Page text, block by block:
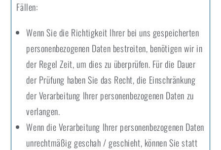
Fällen:
Wenn Sie die Richtigkeit Ihrer bei uns gespeicherten
personenbezogenen Daten bestreiten, benötigen wir in
der Regel Zeit, um dies zu überprüfen. Für die Dauer
der Prüfung haben Sie das Recht, die Einschränkung
der Verarbeitung Ihrer personenbezogenen Daten zu
verlangen.
Wenn die Verarbeitung Ihrer personenbezogenen Daten
unrechtmäßig geschah / geschieht, können Sie statt